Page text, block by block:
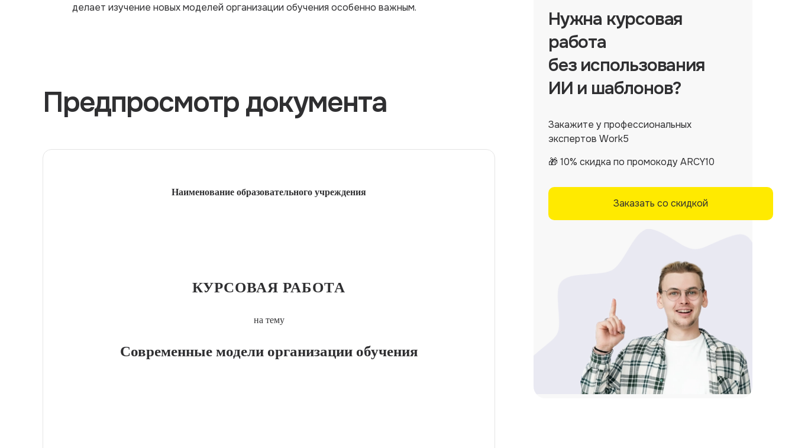
делает изучение новых моделей организации обучения особенно важным.
Предпросмотр документа
Наименование образовательного учреждения
КУРСОВАЯ РАБОТА
на тему
Современные модели организации обучения
Нужна курсовая
работа
без использования
ИИ и шаблонов?
Закажите у профессиональных
экспертов Work5
🎁 10% скидка по промокоду ARCY10
Заказать со скидкой